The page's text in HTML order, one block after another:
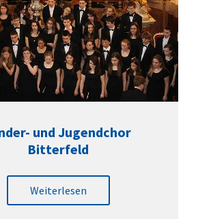
und Jugendchor
Bitterfeld
Weiterlesen